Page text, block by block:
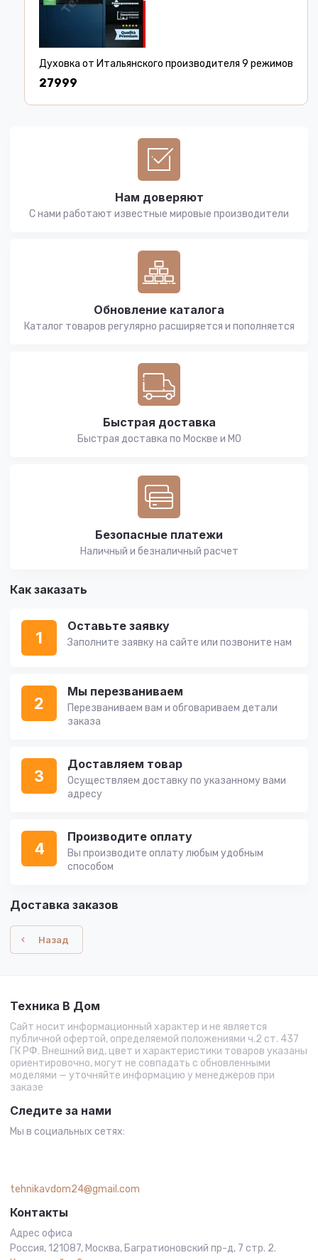
Духовка от Итальянского производителя 9 режимов
27999
Нам доверяют
С нами работают известные мировые производители
Обновление каталога
Каталог товаров регулярно расширяется и пополняется
Быстрая доставка
Быстрая доставка по Москве и МО
Безопасные платежи
Наличный и безналичный расчет
Как заказать
1
Оставьте заявку
Заполните заявку на сайте или позвоните нам
2
Мы перезваниваем
Перезваниваем вам и обговариваем детали
заказа
3
Доставляем товар
Осуществляем доставку по указанному вами
адресу
4
Производите оплату
Вы производите оплату любым удобным
способом
Доставка заказов
Назад
Техника В Дом
Сайт носит информационный характер и не является
публичной офертой, определяемой положениями ч.2 ст. 437
ГК РФ. Внешний вид, цвет и характеристики товаров указаны
ориентировочно, могут не совпадать с обновленными
моделями — уточняйте информацию у менеджеров при
заказе
Следите за нами
Мы в социальных сетях:
tehnikavdom24@gmail.com
Контакты
Адрес офиса
Россия, 121087, Москва, Багратионовский пр-д, 7 стр. 2.